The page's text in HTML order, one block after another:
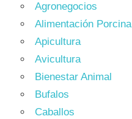
Agronegocios
Alimentación Porcina
Apicultura
Avicultura
Bienestar Animal
Bufalos
Caballos